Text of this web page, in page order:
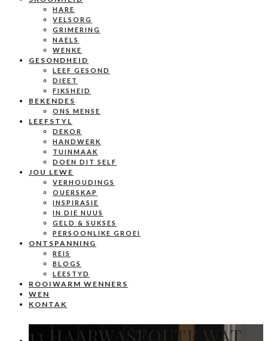
HARE
VELSORG
GRIMERING
NAELS
WENKE
GESONDHEID
LEEF GESOND
DIEET
FIKSHEID
BEKENDES
ONS MENSE
LEEFSTYL
DEKOR
HANDWERK
TUINMAAK
DOEN DIT SELF
JOU LEWE
VERHOUDINGS
OUERSKAP
INSPIRASIE
IN DIE NUUS
GELD & SUKSES
PERSOONLIKE GROEI
ONTSPANNING
REIS
BLOGS
LEESTYD
ROOIWARM WENNERS
WEN
KONTAK
13 HAARWASFOUTE WAT